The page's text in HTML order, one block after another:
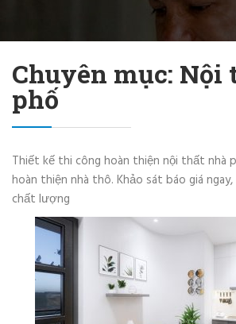
Chuyên mục: Nội
phố
Thiết kế thi công hoàn thiện nội thất nhà
hoàn thiện nhà thô. Khảo sát báo giá
chất lượng